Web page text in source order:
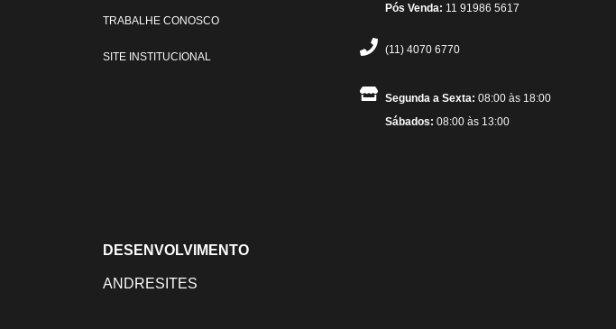
TRABALHE CONOSCO
SITE INSTITUCIONAL
Pós Venda: 11 91986 5617
(11) 4070 6770
Segunda a Sexta: 08:00 às 18:00
Sábados: 08:00 às 13:00
DESENVOLVIMENTO
ANDRESITES